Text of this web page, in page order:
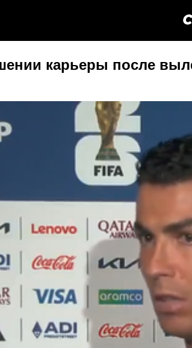
карьеры после